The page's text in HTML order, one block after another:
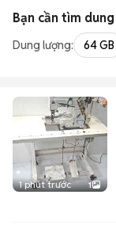
Bạn cần tìm
Dung lượng: 64 GB
1 phút trước 1